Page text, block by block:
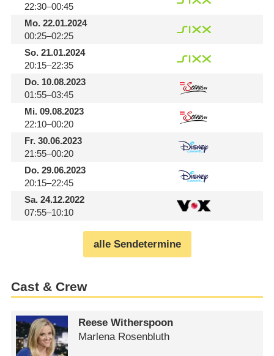
22:30–00:45
Mo.22.01.2024
00:25–02:25
So.21.01.2024
20:15–22:35
Do.10.08.2023
01:55–03:45
Mi.09.08.2023
22:10–00:20
Fr.30.06.2023
21:55–00:20
Do.29.06.2023
20:15–22:45
Sa.24.12.2022
07:55–10:10
alle Sendetermine
Cast & Crew
Reese Witherspoon
Marlena Rosenbluth